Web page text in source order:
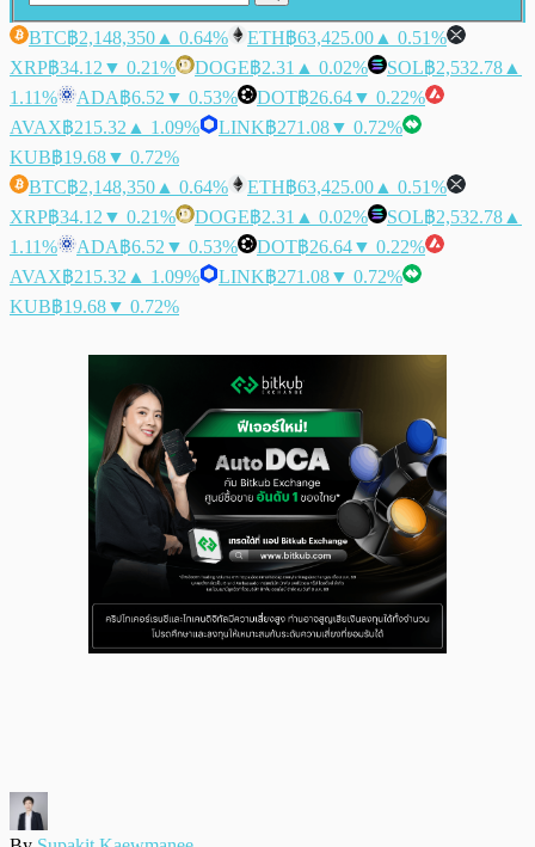
BTC฿2,148,350 ▲ 0.64% ETH฿63,425.00 ▲ 0.51%
XRP฿34.12 ▼ 0.21% DOGE฿2.31 ▲ 0.02% SOL฿2,532.78 ▲
1.11%
ADA฿6.52 ▼ 0.53% DOT฿26.64▼ 0.22%
AVAX฿215.32 ▲ 1.09% LINK฿271.08▼ 0.72%
KUB฿19.68▼ 0.72%
BTC฿2,148,350 ▲ 0.64% ETH฿63,425.00 ▲ 0.51%
XRP฿34.12 ▼ 0.21% DOGE฿2.31 ▲ 0.02% SOL฿2,532.78 ▲
1.11%
ADA฿6.52 ▼ 0.53% DOT฿26.64▼ 0.22%
AVAX฿215.32 ▲ 1.09% LINK฿271.08▼ 0.72%
KUB฿19.68▼ 0.72%